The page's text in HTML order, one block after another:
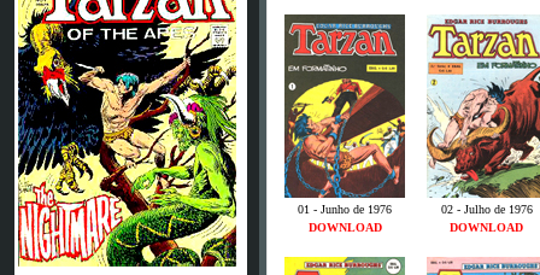
01 - Junho de 1976
02 - Julho de 1976
DOWNLOAD
DOWNLOAD